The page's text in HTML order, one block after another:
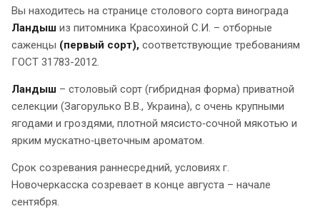
Вы находитесь на странице столового сорта винограда
Ландыш из питомника Красохиной С.И. – отборные
саженцы (первый сорт), соответствующие требованиям
ГОСТ 31783-2012.
Ландыш – столовый сорт (гибридная форма) приватной
селекции (Загорулько В.В., Украина), с очень крупными
ягодами и гроздями, плотной мясисто‑сочной мякотью и
ярким мускатно‑цветочным ароматом.
Срок созревания раннесредний, условиях г.
Новочеркасска созревает в конце августа – начале
сентября.